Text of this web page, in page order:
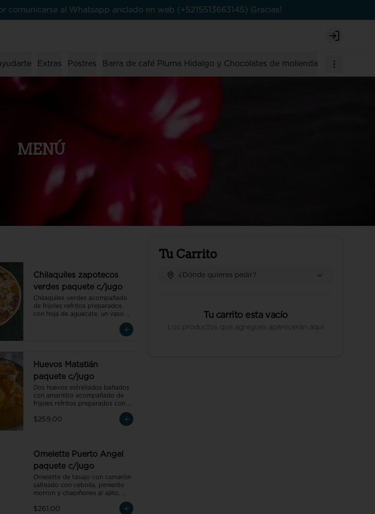
al Whatsapp anclado en web (+5215513663145) Gracias!
Login
Extras Postres Barra de café Pluma Hidalgo y Chocolates de molienda Bebidas
MENÚ
Chilaquiles zapotecos
verdes paquete c/jugo
Chilaquiles verdes acompañado
de frijoles refritos preparados
con hoja de aguacate, un vaso
de jugo de temporada natural de
250 ml y un café americano 300
proteína para cada orden de
Huevos Matatlán
paquete c/jugo
Dos huevos estrellados bañados
con amarillito acompañado de
frijoles refritos preparados con
oaxaqueño de pollo con
orgánico de pluma hidalgo,
oaxaca, un pan dulce mini y un
bolillo mini, un pan dulce mini y
un bolillo mini.
$259.00
Omelette Puerto Angel
paquete c/jugo
Omelette de tasajo con camarón
salteado con cebolla, pimiento
morron y chapiñones al ajillo,
acompañado de frijoles refritos
preparados con hoja de
$261.00
Tu Carrito
¿Dónde quieres pedir?
Tu carrito esta vacío
Los productos que agregues aparecerán aquí